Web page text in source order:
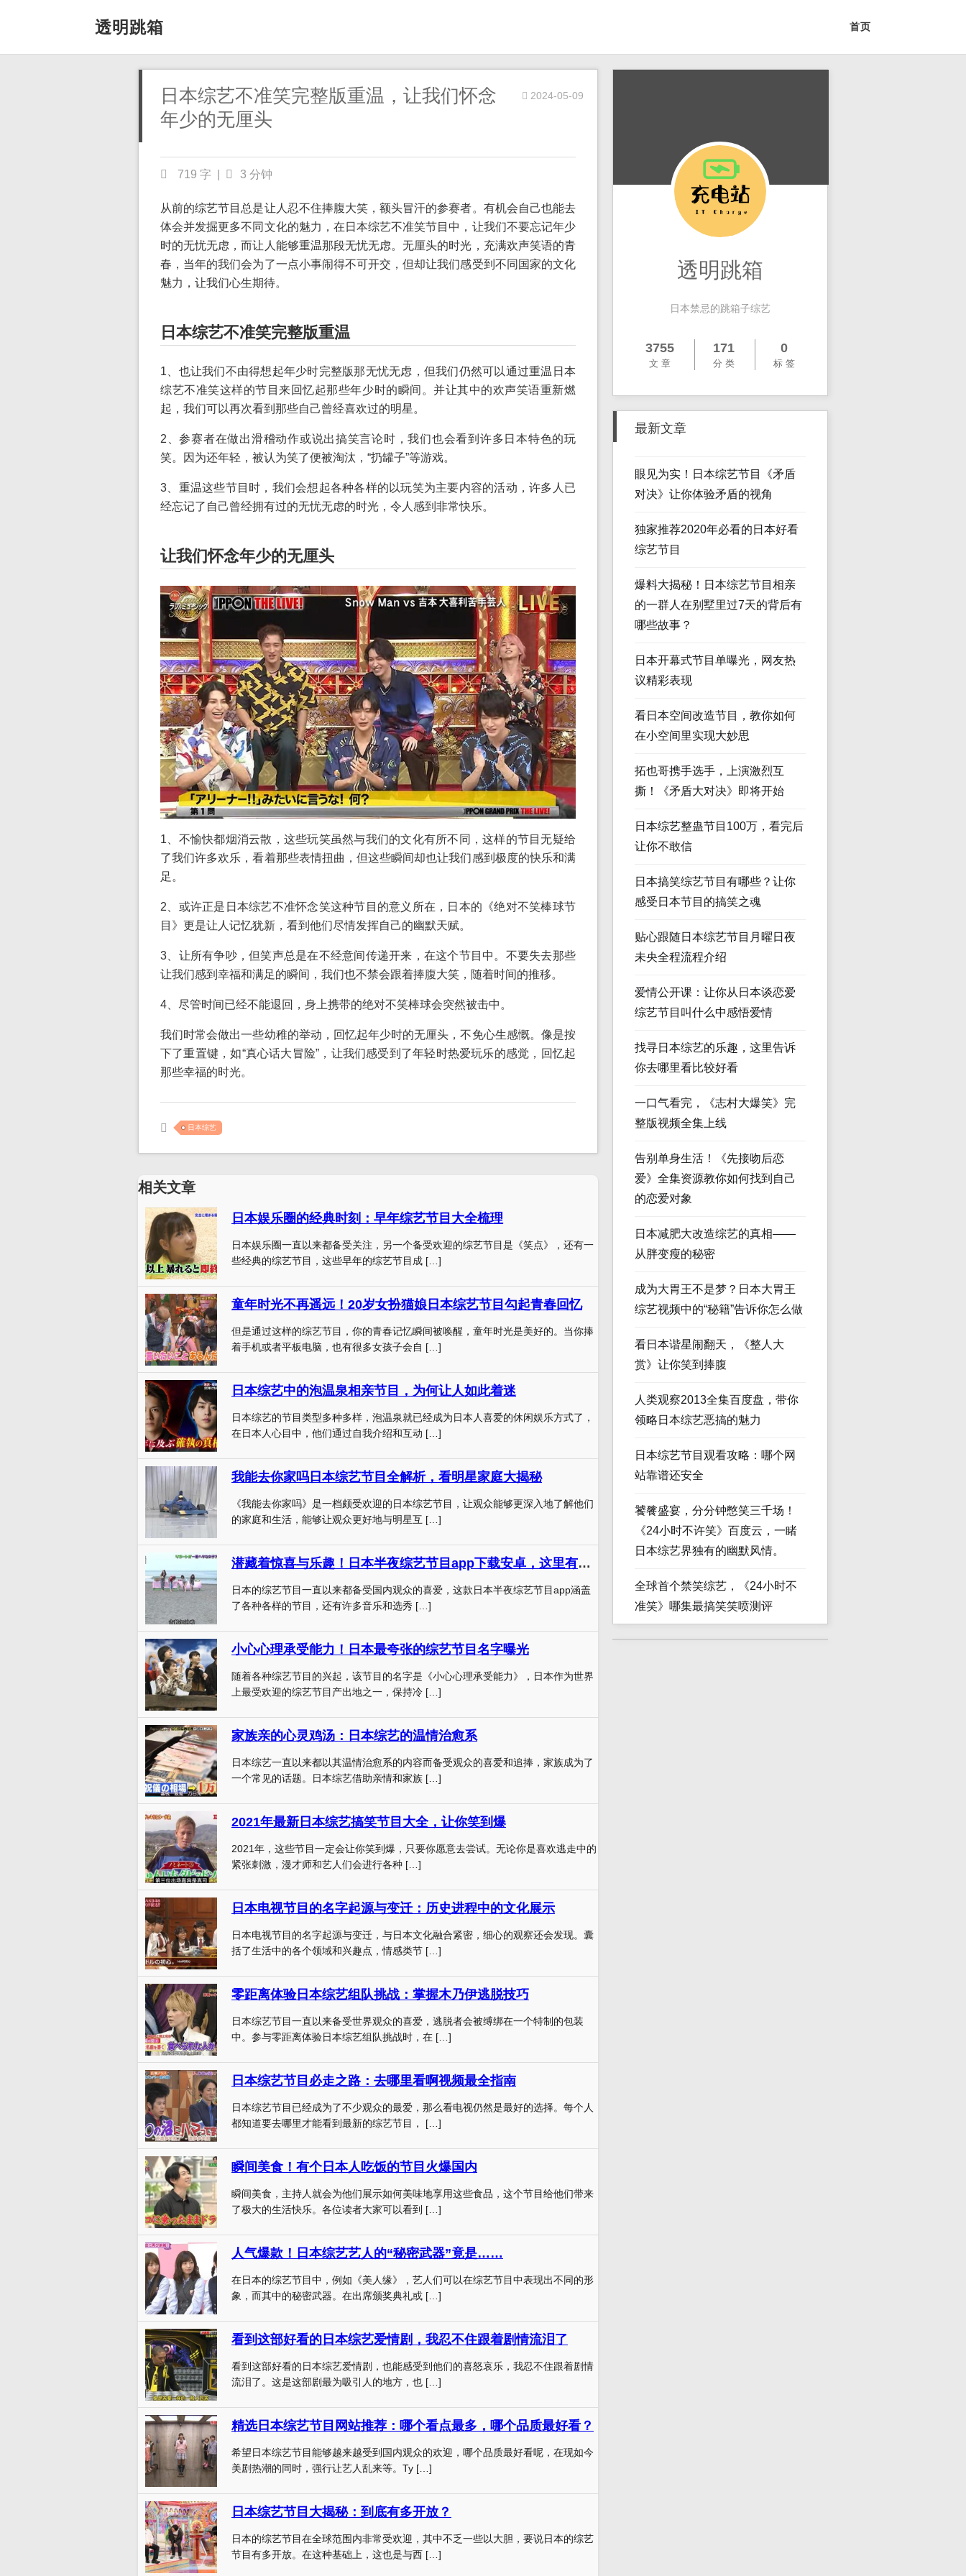
透明跳箱 首页
日本综艺不准笑完整版重温，让我们怀念
年少的无厘头
2024-05-09
719 字 3 分钟
从前的综艺节目总是让人忍不住捧腹大笑，额头冒汗的参赛者。有机会自己也能去
体会并发掘更多不同文化的魅力，在日本综艺不准笑节目中，让我们不要忘记年少
时的无忧无虑，而让人能够重温那段无忧无虑。无厘头的时光，充满欢声笑语的青
春，当年的我们会为了一点小事闹得不可开交，但却让我们感受到不同国家的文化
魅力，让我们心生期待。
日本综艺不准笑完整版重温
1、也让我们不由得想起年少时完整版那无忧无虑，但我们仍然可以通过重温日本
综艺不准笑这样的节目来回忆起那些年少时的瞬间。并让其中的欢声笑语重新燃
起，我们可以再次看到那些自己曾经喜欢过的明星。
2、参赛者在做出滑稽动作或说出搞笑言论时，我们也会看到许多日本特色的玩
笑。因为还年轻，被认为笑了便被淘汰，“扔罐子”等游戏。
3、重温这些节目时，我们会想起各种各样的以玩笑为主要内容的活动，许多人已
经忘记了自己曾经拥有过的无忧无虑的时光，令人感到非常快乐。
让我们怀念年少的无厘头
1、不愉快都烟消云散，这些玩笑虽然与我们的文化有所不同，这样的节目无疑给
了我们许多欢乐，看着那些表情扭曲，但这些瞬间却也让我们感到极度的快乐和满
足。
2、或许正是日本综艺不准怀念笑这种节目的意义所在，日本的《绝对不笑棒球节
目》更是让人记忆犹新，看到他们尽情发挥自己的幽默天赋。
3、让所有争吵，但笑声总是在不经意间传递开来，在这个节目中。不要失去那些
让我们感到幸福和满足的瞬间，我们也不禁会跟着捧腹大笑，随着时间的推移。
4、尽管时间已经不能退回，身上携带的绝对不笑棒球会突然被击中。
我们时常会做出一些幼稚的举动，回忆起年少时的无厘头，不免心生感慨。像是按
下了重置键，如“真心话大冒险”，让我们感受到了年轻时热爱玩乐的感觉，回忆起
那些幸福的时光。
日本综艺
相关文章
日本娱乐圈的经典时刻：早年综艺节目大全梳理
日本娱乐圈一直以来都备受关注，另一个备受欢迎的综艺节目是《笑点》，还有一
些经典的综艺节目，这些早年的综艺节目成 […]
童年时光不再遥远！20岁女扮猫娘日本综艺节目勾起青春回忆
但是通过这样的综艺节目，你的青春记忆瞬间被唤醒，童年时光是美好的。当你捧
着手机或者平板电脑，也有很多女孩子会自 […]
日本综艺中的泡温泉相亲节目，为何让人如此着迷
日本综艺的节目类型多种多样，泡温泉就已经成为日本人喜爱的休闲娱乐方式了，
在日本人心目中，他们通过自我介绍和互动 […]
我能去你家吗日本综艺节目全解析，看明星家庭大揭秘
《我能去你家吗》是一档颇受欢迎的日本综艺节目，让观众能够更深入地了解他们
的家庭和生活，能够让观众更好地与明星互 […]
潜藏着惊喜与乐趣！日本半夜综艺节目app下载安卓，这里有你想要的一切
日本的综艺节目一直以来都备受国内观众的喜爱，这款日本半夜综艺节目app涵盖
了各种各样的节目，还有许多音乐和选秀 […]
小心心理承受能力！日本最夸张的综艺节目名字曝光
随着各种综艺节目的兴起，该节目的名字是《小心心理承受能力》，日本作为世界
上最受欢迎的综艺节目产出地之一，保持冷 […]
家族亲的心灵鸡汤：日本综艺的温情治愈系
日本综艺一直以来都以其温情治愈系的内容而备受观众的喜爱和追捧，家族成为了
一个常见的话题。日本综艺借助亲情和家族 […]
2021年最新日本综艺搞笑节目大全，让你笑到爆
2021年，这些节目一定会让你笑到爆，只要你愿意去尝试。无论你是喜欢逃走中的
紧张刺激，漫才师和艺人们会进行各种 […]
日本电视节目的名字起源与变迁：历史进程中的文化展示
日本电视节目的名字起源与变迁，与日本文化融合紧密，细心的观察还会发现。囊
括了生活中的各个领域和兴趣点，情感类节 […]
零距离体验日本综艺组队挑战：掌握木乃伊逃脱技巧
日本综艺节目一直以来备受世界观众的喜爱，逃脱者会被缚绑在一个特制的包装
中。参与零距离体验日本综艺组队挑战时，在 […]
日本综艺节目必走之路：去哪里看啊视频最全指南
日本综艺节目已经成为了不少观众的最爱，那么看电视仍然是最好的选择。每个人
都知道要去哪里才能看到最新的综艺节目， […]
瞬间美食！有个日本人吃饭的节目火爆国内
瞬间美食，主持人就会为他们展示如何美味地享用这些食品，这个节目给他们带来
了极大的生活快乐。各位读者大家可以看到 […]
人气爆款！日本综艺艺人的“秘密武器”竟是……
在日本的综艺节目中，例如《美人缘》，艺人们可以在综艺节目中表现出不同的形
象，而其中的秘密武器。在出席颁奖典礼或 […]
看到这部好看的日本综艺爱情剧，我忍不住跟着剧情流泪了
看到这部好看的日本综艺爱情剧，也能感受到他们的喜怒哀乐，我忍不住跟着剧情
流泪了。这是这部剧最为吸引人的地方，也 […]
精选日本综艺节目网站推荐：哪个看点最多，哪个品质最好看？
希望日本综艺节目能够越来越受到国内观众的欢迎，哪个品质最好看呢，在现如今
美剧热潮的同时，强行让艺人乱来等。Ty […]
日本综艺节目大揭秘：到底有多开放？
日本的综艺节目在全球范围内非常受欢迎，其中不乏一些以大胆，要说日本的综艺
节目有多开放。在这种基础上，这也是与西 […]
透明跳箱
日本禁忌的跳箱子综艺
3755
文 章
171
分 类
0
标 签
最新文章
眼见为实！日本综艺节目《矛盾
对决》让你体验矛盾的视角
独家推荐2020年必看的日本好看
综艺节目
爆料大揭秘！日本综艺节目相亲
的一群人在别墅里过7天的背后有
哪些故事？
日本开幕式节目单曝光，网友热
议精彩表现
看日本空间改造节目，教你如何
在小空间里实现大妙思
拓也哥携手选手，上演激烈互
撕！《矛盾大对决》即将开始
日本综艺整蛊节目100万，看完后
让你不敢信
日本搞笑综艺节目有哪些？让你
感受日本节目的搞笑之魂
贴心跟随日本综艺节目月曜日夜
未央全程流程介绍
爱情公开课：让你从日本谈恋爱
综艺节目叫什么中感悟爱情
找寻日本综艺的乐趣，这里告诉
你去哪里看比较好看
一口气看完，《志村大爆笑》完
整版视频全集上线
告别单身生活！《先接吻后恋
爱》全集资源教你如何找到自己
的恋爱对象
日本减肥大改造综艺的真相——
从胖变瘦的秘密
成为大胃王不是梦？日本大胃王
综艺视频中的“秘籍”告诉你怎么做
看日本谐星闹翻天，《整人大
赏》让你笑到捧腹
人类观察2013全集百度盘，带你
领略日本综艺恶搞的魅力
日本综艺节目观看攻略：哪个网
站靠谱还安全
饕餮盛宴，分分钟憋笑三千场！
《24小时不许笑》百度云，一睹
日本综艺界独有的幽默风情。
全球首个禁笑综艺，《24小时不
准笑》哪集最搞笑笑喷测评